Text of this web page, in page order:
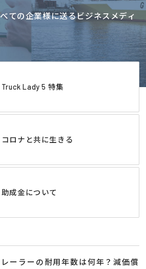
ての企業様に送るビジネスメディ
Truck Lady 5 特集
コロナと共に生きる
助成金について
レーラーの耐用年数は何年？減価償